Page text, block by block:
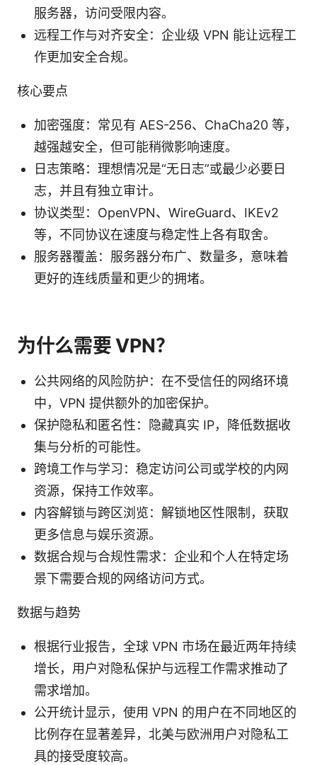
服务器，访问受限内容。
远程工作与对齐安全：企业级 VPN 能让远程工
作更加安全合规。
核心要点
加密强度：常见有 AES-256、ChaCha20 等，
越强越安全，但可能稍微影响速度。
日志策略：理想情况是“无日志”或最少必要日
志，并且有独立审计。
协议类型：OpenVPN、WireGuard、IKEv2
等，不同协议在速度与稳定性上各有取舍。
服务器覆盖：服务器分布广、数量多，意味着
更好的连线质量和更少的拥堵。
为什么需要 VPN？
公共网络的风险防护：在不受信任的网络环境
中，VPN 提供额外的加密保护。
保护隐私和匿名性：隐藏真实 IP，降低数据收
集与分析的可能性。
跨境工作与学习：稳定访问公司或学校的内网
资源，保持工作效率。
内容解锁与跨区浏览：解锁地区性限制，获取
更多信息与娱乐资源。
数据合规与合规性需求：企业和个人在特定场
景下需要合规的网络访问方式。
数据与趋势
根据行业报告，全球 VPN 市场在最近两年持续
增长，用户对隐私保护与远程工作需求推动了
需求增加。
公开统计显示，使用 VPN 的用户在不同地区的
比例存在显著差异，北美与欧洲用户对隐私工
具的接受度较高。